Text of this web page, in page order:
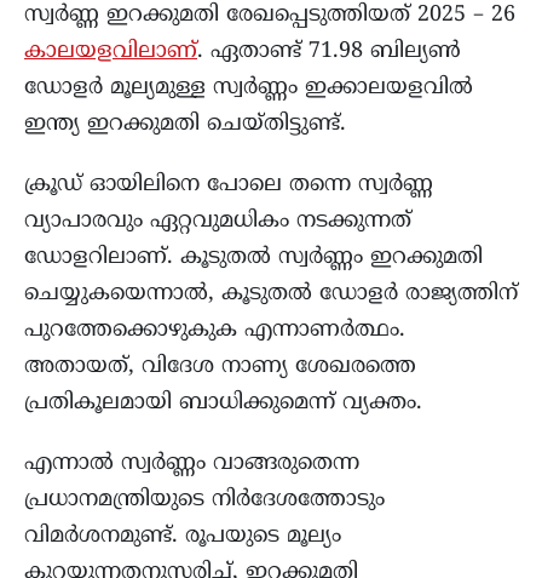
സ്വർണ്ണ ഇറക്കുമതി രേഖപ്പെടുത്തിയത് 2025 – 26
കാലയളവിലാണ്. ഏതാണ്ട് 71.98 ബില്യൺ
ഡോളർ മൂല്യമുള്ള സ്വർണ്ണം ഇക്കാലയളവിൽ
ഇന്ത്യ ഇറക്കുമതി ചെയ്തിട്ടുണ്ട്.
ക്രൂഡ് ഓയിലിനെ പോലെ തന്നെ സ്വർണ്ണ
വ്യാപാരവും ഏറ്റവുമധികം നടക്കുന്നത്
ഡോളറിലാണ്. കൂടുതൽ സ്വർണ്ണം ഇറക്കുമതി
ചെയ്യുകയെന്നാൽ, കൂടുതൽ ഡോളർ രാജ്യത്തിന്
പുറത്തേക്കൊഴുകുക എന്നാണർത്ഥം.
അതായത്, വിദേശ നാണ്യ ശേഖരത്തെ
പ്രതികൂലമായി ബാധിക്കുമെന്ന് വ്യക്തം.
എന്നാൽ സ്വർണ്ണം വാങ്ങരുതെന്ന
പ്രധാനമന്ത്രിയുടെ നിർദേശത്തോടും
വിമർശനമുണ്ട്. രൂപയുടെ മൂല്യം